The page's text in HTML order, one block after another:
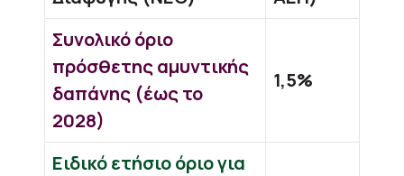
Συνολικό όριο
πρόσθετης αμυντικής
δαπάνης (έως το
2028)
1,5%
Ειδικό ετήσιο όριο για